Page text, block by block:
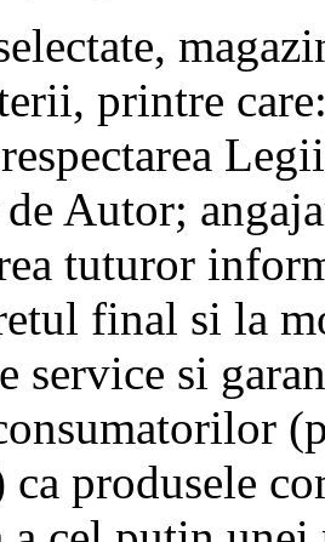
printre
Autor;
tuturor
final si la
service si
ca produsele